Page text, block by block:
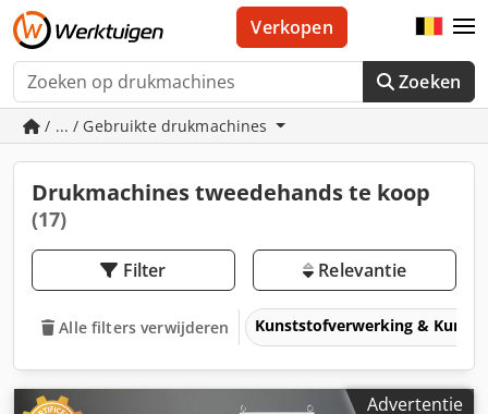
Zoeken
Verkopen
/ ... / Gebruikte drukmachines
Drukmachines tweedehands te koop
(17)
Filter Relevantie
Alle filters verwijderen Kunststofverwerking &
Advertentie